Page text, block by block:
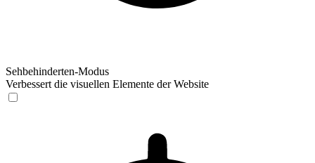
Sehbehinderten-Modus
Verbessert die visuellen Elemente der Website